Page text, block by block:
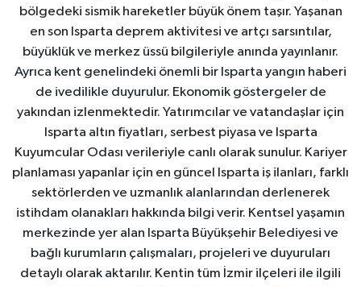
bölgedeki sismik hareketler büyük önem taşır. Yaşanan
en son Isparta deprem aktivitesi ve artçı sarsıntılar,
büyüklük ve merkez üssü bilgileriyle anında yayınlanır.
Ayrıca kent genelindeki önemli bir Isparta yangın haberi
de ivedilikle duyurulur. Ekonomik göstergeler de
yakından izlenmektedir. Yatırımcılar ve vatandaşlar için
Isparta altın fiyatları, serbest piyasa ve Isparta
Kuyumcular Odası verileriyle canlı olarak sunulur. Kariyer
planlaması yapanlar için en güncel Isparta iş ilanları, farklı
sektörlerden ve uzmanlık alanlarından derlenerek
istihdam olanakları hakkında bilgi verir. Kentsel yaşamın
merkezinde yer alan Isparta Büyükşehir Belediyesi ve
bağlı kurumların çalışmaları, projeleri ve duyuruları
detaylı olarak aktarılır. Kentin tüm İzmir ilçeleri ile ilgili